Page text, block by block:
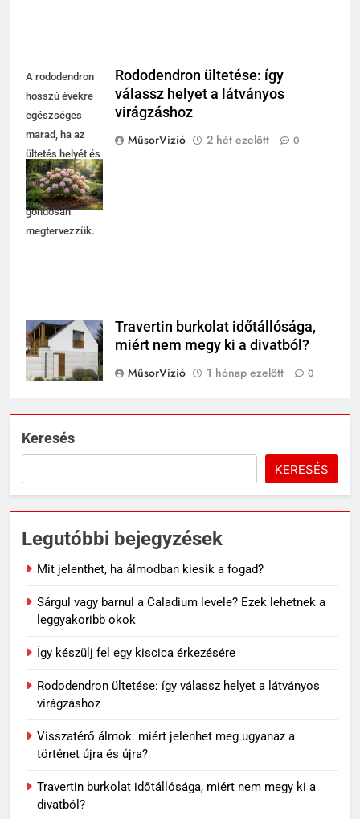
A rododendron
hosszú évekre
egészséges
marad, ha az
ültetés helyét és
a
fényviszonyokat
gondosan
megtervezzük.
Rododendron ültetése: így
válassz helyet a látványos
virágzáshoz
MűsorVízió
2 hét ezelőtt 0
Travertin burkolat időtállósága,
miért nem megy ki a divatból?
MűsorVízió
1 hónap ezelőtt 0
Keresés
KERESÉS
Legutóbbi bejegyzések
Mit jelenthet, ha álmodban kiesik a fogad?
Sárgul vagy barnul a Caladium levele? Ezek lehetnek a
leggyakoribb okok
Így készülj fel egy kiscica érkezésére
Rododendron ültetése: így válassz helyet a látványos
virágzáshoz
Visszatérő álmok: miért jelenhet meg ugyanaz a
történet újra és újra?
Travertin burkolat időtállósága, miért nem megy ki a
divatból?